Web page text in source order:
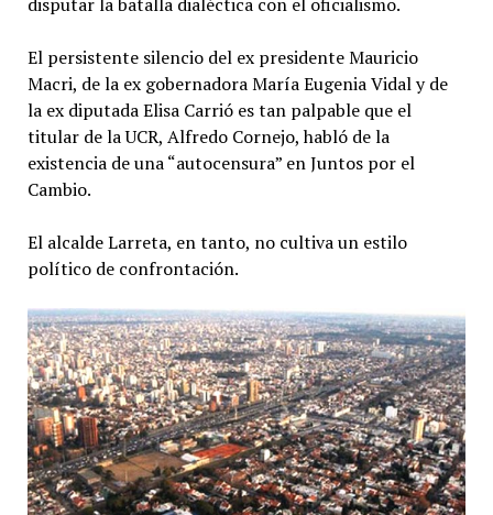
El persistente silencio del ex presidente Mauricio
Macri, de la ex gobernadora María Eugenia Vidal y de
la ex diputada Elisa Carrió es tan palpable que el
titular de la UCR, Alfredo Cornejo, habló de la
existencia de una “autocensura” en Juntos por el
Cambio.
El alcalde Larreta, en tanto, no cultiva un estilo
político de confrontación.